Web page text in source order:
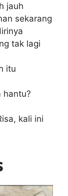
jauh
sekarang
tak lagi
itu
hantu?
kali ini